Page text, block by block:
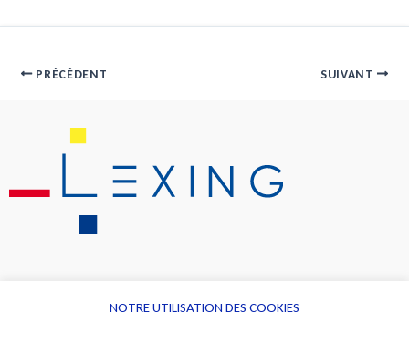
PRÉCÉDENT SUIVANT
NOTRE UTILISATION DES COOKIES